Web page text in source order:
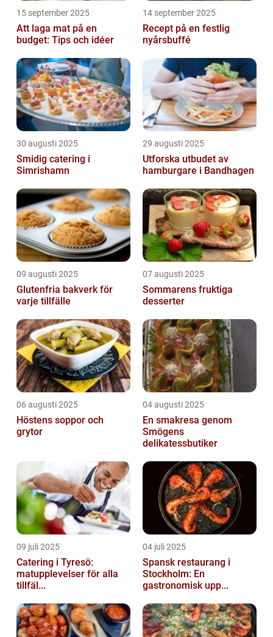
15 september 2025
Att laga mat på en
budget: Tips och idéer
14 september 2025
Recept på en festlig
nyårsbuffé
30 augusti 2025
Smidig catering i
Simrishamn
29 augusti 2025
Utforska utbudet av
hamburgare i Bandhagen
09 augusti 2025
Glutenfria bakverk för
varje tillfälle
07 augusti 2025
Sommarens fruktiga
desserter
06 augusti 2025
Höstens soppor och
grytor
04 augusti 2025
En smakresa genom
Smögens
delikatessbutiker
09 juli 2025
Catering i Tyresö:
matupplevelser för alla
tillfäl...
04 juli 2025
Spansk restaurang i
Stockholm: En
gastronomisk upp...